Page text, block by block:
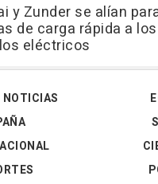
y Zunder se alían
de carga rápida a
eléctricos